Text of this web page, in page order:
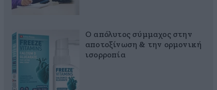
Ο απόλυτος σύμμαχος στην
αποτοξίνωση & την ορμονική
ισορροπία